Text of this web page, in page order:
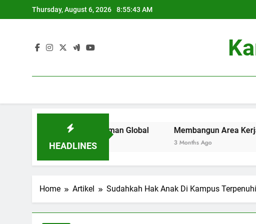
to
Thursday, August 6, 2026 8:55:43 AM
HEADLINES
Tinggi di Zaman Global Membangun Area Kerja Kreatif
3 Months Ago
Home Artikel Sudahkah Hak Anak Di Kampus